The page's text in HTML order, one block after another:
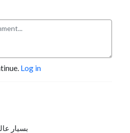
Log in
بسیار